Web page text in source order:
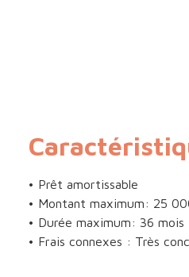
• Prêt amortissable
• Montant maximum: 25
• Durée maximum: 36 mois
• Frais connexes : Très